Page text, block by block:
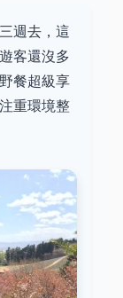
週去，這
客還沒多
餐超級享
重環境整